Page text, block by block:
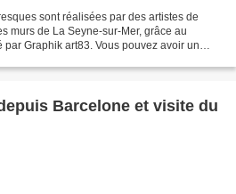
sont réalisées par des artistes de
murs de La Seyne-sur-Mer, grâce au
par Graphik art83. Vous pouvez avoir un
Barcelone et visite du